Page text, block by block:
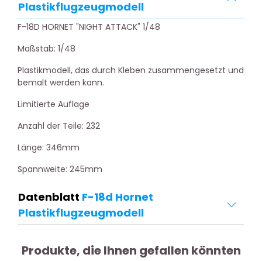
Plastikflugzeugmodell
F-18D HORNET "NIGHT ATTACK" 1/48
Maßstab: 1/48
Plastikmodell, das durch Kleben zusammengesetzt und
bemalt werden kann.
Limitierte Auflage
Anzahl der Teile: 232
Länge: 346mm
Spannweite: 245mm
Datenblatt F-18d Hornet
Plastikflugzeugmodell
Produkte, die Ihnen gefallen könnten